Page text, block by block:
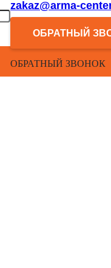
zakaz@arma-
ОБРАТНЫЙ
ОБРАТНЫЙ ЗВОНОК